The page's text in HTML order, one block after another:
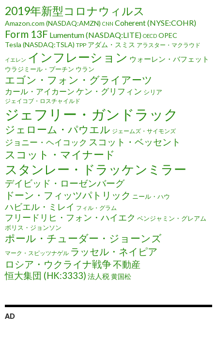
2019年新型コロナウィルス
Amazon.com (NASDAQ:AMZN) CNN Coherent (NYSE:COHR)
Form 13F Lumentum (NASDAQ:LITE) OECD OPEC
Tesla (NASDAQ:TSLA) TPP アダム・スミス アラスター・マクラウド
イエレン インフレーション ウォーレン・バフェット
ウラジミール・プーチン ウラン
エゴン・フォン・グライアーツ
カール・アイカーン ケン・グリフィン シリア
ジェイコブ・ロスチャイルド
ジェフリー・ガンドラック
ジェローム・パウエル ジェームズ・サイモンズ
ジョニー・ヘイコック スコット・ベッセント
スコット・マイナード
スタンレー・ドラッケンミラー
デイビッド・ローゼンバーグ
ドーン・フィッツパトリック ニール・ハウ
ハビエル・ミレイ フィル・グラム
フリードリヒ・フォン・ハイエク ベンジャミン・グレアム
ボリス・ジョンソン
ポール・チューダー・ジョーンズ
マーク・スピッツナゲル ラッセル・ネイピア
ロシア・ウクライナ戦争不動産
恒大集団 (HK:3333) 法人税黄国松
AD